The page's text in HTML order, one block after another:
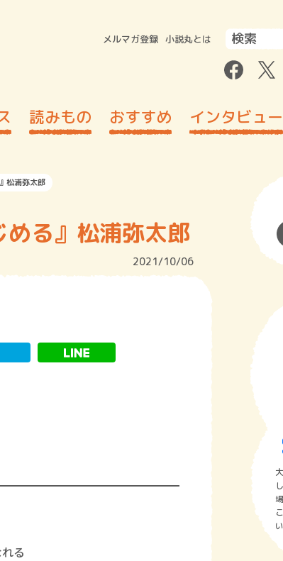
メルマガ登録 小説丸とは
読みもの おすすめ インタビュー
松浦弥太郎
る』松浦弥太郎
2021/10/06
る